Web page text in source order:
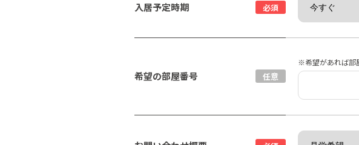
入居予定時期 必須
希望の部屋番号 任意
※希望があれば部